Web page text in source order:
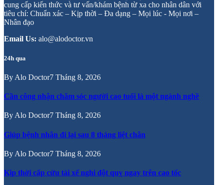
cung cấp kiến thức và tư vấn/khám bệnh từ xa cho nhân dân với
tiêu chí: Chuẩn xác – Kịp thời – Đa dạng – Mọi lúc - Mọi nơi –
Nhân đạo
Email Us: alo@alodoctor.vn
24h qua
By Alo Doctor7 Tháng 8, 2026
Cần công nhận chăm sóc người cao tuổi là một ngành nghề
By Alo Doctor7 Tháng 8, 2026
Giúp bệnh nhân đi lại sau 8 tháng liệt chân
By Alo Doctor7 Tháng 8, 2026
Kịp thời cấp cứu tài xế nghi đột quỵ ngay trên cao tốc